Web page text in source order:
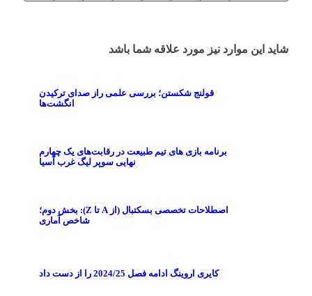
شاید این موارد نیز مورد علاقه شما باشد
قولنج شکستن؛ بررسی علمی راز صدای ترکیدن
انگشت‌ها
برنامه بازی های تیم طبیعت در رقابت‌های یک چهارم
نهایی سوپر لیگ غرب آسیا
اصطلاحات تخصصی بسکتبال (از A تا Z): بخش دوم؛
شاخص آماری
کایری اروینگ ادامه فصل 2024/25 را از دست داد